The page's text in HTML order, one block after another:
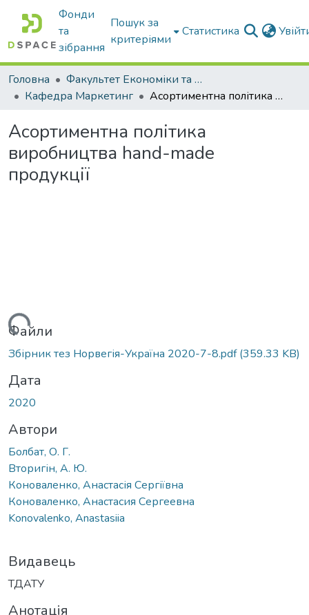
Фонди
та
зібрання
Пошук за
критеріями
Статистика
Головна
Факультет Економіки та бізнесу
Кафедра Маркетинг
Асортиментна політика виробництва hand-made продукції
Асортиментна політика
виробництва hand-made
продукції
Вантажиться...
Файли
Збірник тез Норвегія-Україна 2020-7-8.pdf(359.33 KB)
Дата
2020
Автори
Болбат, О. Г.
Вторигін, А. Ю.
Коноваленко, Анастасія Сергіївна
Коноваленко, Анастасия Сергеевна
Konovalenko, Anastasiia
Видавець
ТДАТУ
Анотація